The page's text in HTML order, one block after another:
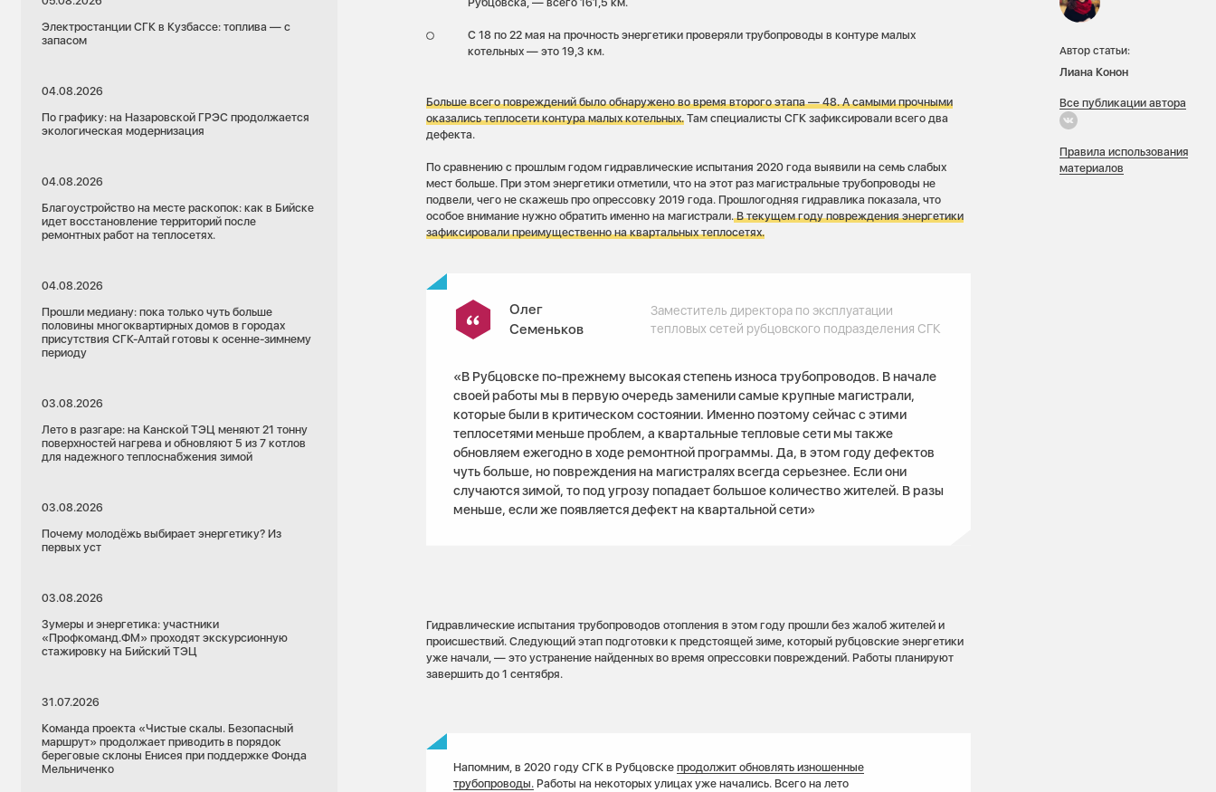
Электростанции СГК в Кузбассе: топлива — с
запасом
04.08.2026
По графику: на Назаровской ГРЭС продолжается
экологическая модернизация
04.08.2026
Благоустройство на месте раскопок: как в Бийске
идет восстановление территорий после
ремонтных работ на теплосетях.
04.08.2026
Прошли медиану: пока только чуть больше
половины многоквартирных домов в городах
присутствия СГК-Алтай готовы к осенне-зимнему
периоду
03.08.2026
Лето в разгаре: на Канской ТЭЦ меняют 21 тонну
поверхностей нагрева и обновляют 5 из 7 котлов
для надежного теплоснабжения зимой
03.08.2026
Почему молодёжь выбирает энергетику? Из
первых уст
03.08.2026
Зумеры и энергетика: участники
«Профкоманд.ФМ» проходят экскурсионную
стажировку на Бийский ТЭЦ
31.07.2026
Команда проекта «Чистые скалы. Безопасный
маршрут» продолжает приводить в порядок
береговые склоны Енисея при поддержке Фонда
Мельниченко
С 18 по 22 мая на прочность энергетики проверяли трубопроводы в контуре малых
котельных — это 19,3 км.
Больше всего повреждений было обнаружено во время второго этапа —48. А самыми прочными
оказались теплосети контура малых котельных. Там специалисты СГК зафиксировали всего два
дефекта.
По сравнению с прошлым годом гидравлические испытания 2020 года выявили на семь слабых
мест больше. При этом энергетики отметили, что на этот раз магистральные трубопроводы не
подвели, чего не скажешь про опрессовку 2019 года. Прошлогодняя гидравлика показала, что
особое внимание нужно обратить именно на магистрали.В текущем году повреждения энергетики
зафиксировали преимущественно на квартальных теплосетях.
Олег
Семеньков
Заместитель директора по эксплуатации
тепловых сетей рубцовского подразделения СГК
«В Рубцовске по-прежнему высокая степень износа трубопроводов. В начале
своей работы мы в первую очередь заменили самые крупные магистрали,
которые были в критическом состоянии. Именно поэтому сейчас с этими
теплосетями меньше проблем, а квартальные тепловые сети мы также
обновляем ежегодно в ходе ремонтной программы. Да, в этом году дефектов
чуть больше, но повреждения на магистралях всегда серьезнее. Если они
случаются зимой, то под угрозу попадает большое количество жителей. В разы
меньше, если же появляется дефект на квартальной сети»
Гидравлические испытания трубопроводов отопления в этом году прошли без жалоб жителей и
происшествий. Следующий этап подготовки к предстоящей зиме, который рубцовские энергетики
уже начали, — это устранение найденных во время опрессовки повреждений. Работы планируют
завершить до 1 сентября.
Напомним, в 2020 году СГК в Рубцовске продолжит обновлять изношенные
трубопроводы.Работы на некоторых улицах уже начались. Всего на лето
Автор статьи:
Лиана Конон
Все публикации автора
Правила использования
материалов